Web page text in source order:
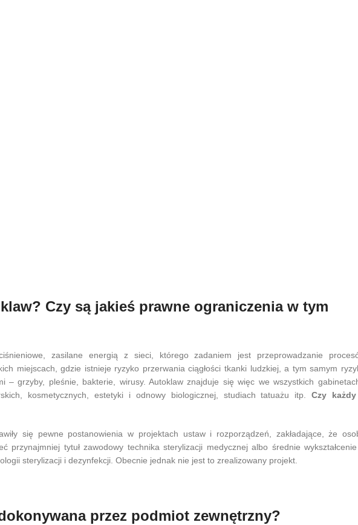
Czy są jakieś prawne ograniczenia w tym
zasilane energią z sieci, którego zadaniem jest przeprowadzanie
miejscach, gdzie istnieje ryzyko przerwania ciągłości tkanki ludzkiej, a tym samym
– grzyby, pleśnie, bakterie, wirusy. Autoklaw znajduje się więc we wszystkich
kosmetycznych, estetyki i odnowy biologicznej, studiach tatuażu itp.Czy
się pewne postanowienia w projektach ustaw i rozporządzeń, zakładające, że
przynajmniej tytuł zawodowy technika sterylizacji medycznej albo średnie
sterylizacji i dezynfekcji. Obecnie jednak nie jest to zrealizowany projekt.
przez podmiot zewnętrzny?